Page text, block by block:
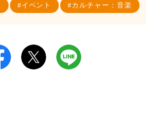
イベント カルチャー：音楽